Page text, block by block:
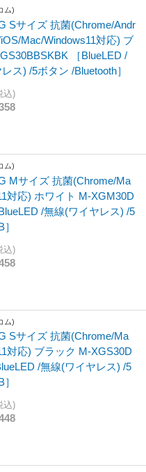
ム)
Sサイズ 抗菌(Chrome/Andr
Mac/Windows11対応) ブ
［BlueLED /
ス) /5ボタン /Bluetooth］
込)
ム)
Mサイズ 抗菌(Chrome/Ma
対応) ホワイト M-XGM30D
/無線(ワイヤレス) /5
込)
ム)
Sサイズ 抗菌(Chrome/Ma
対応) ブラック M-XGS30D
/無線(ワイヤレス) /5
込)